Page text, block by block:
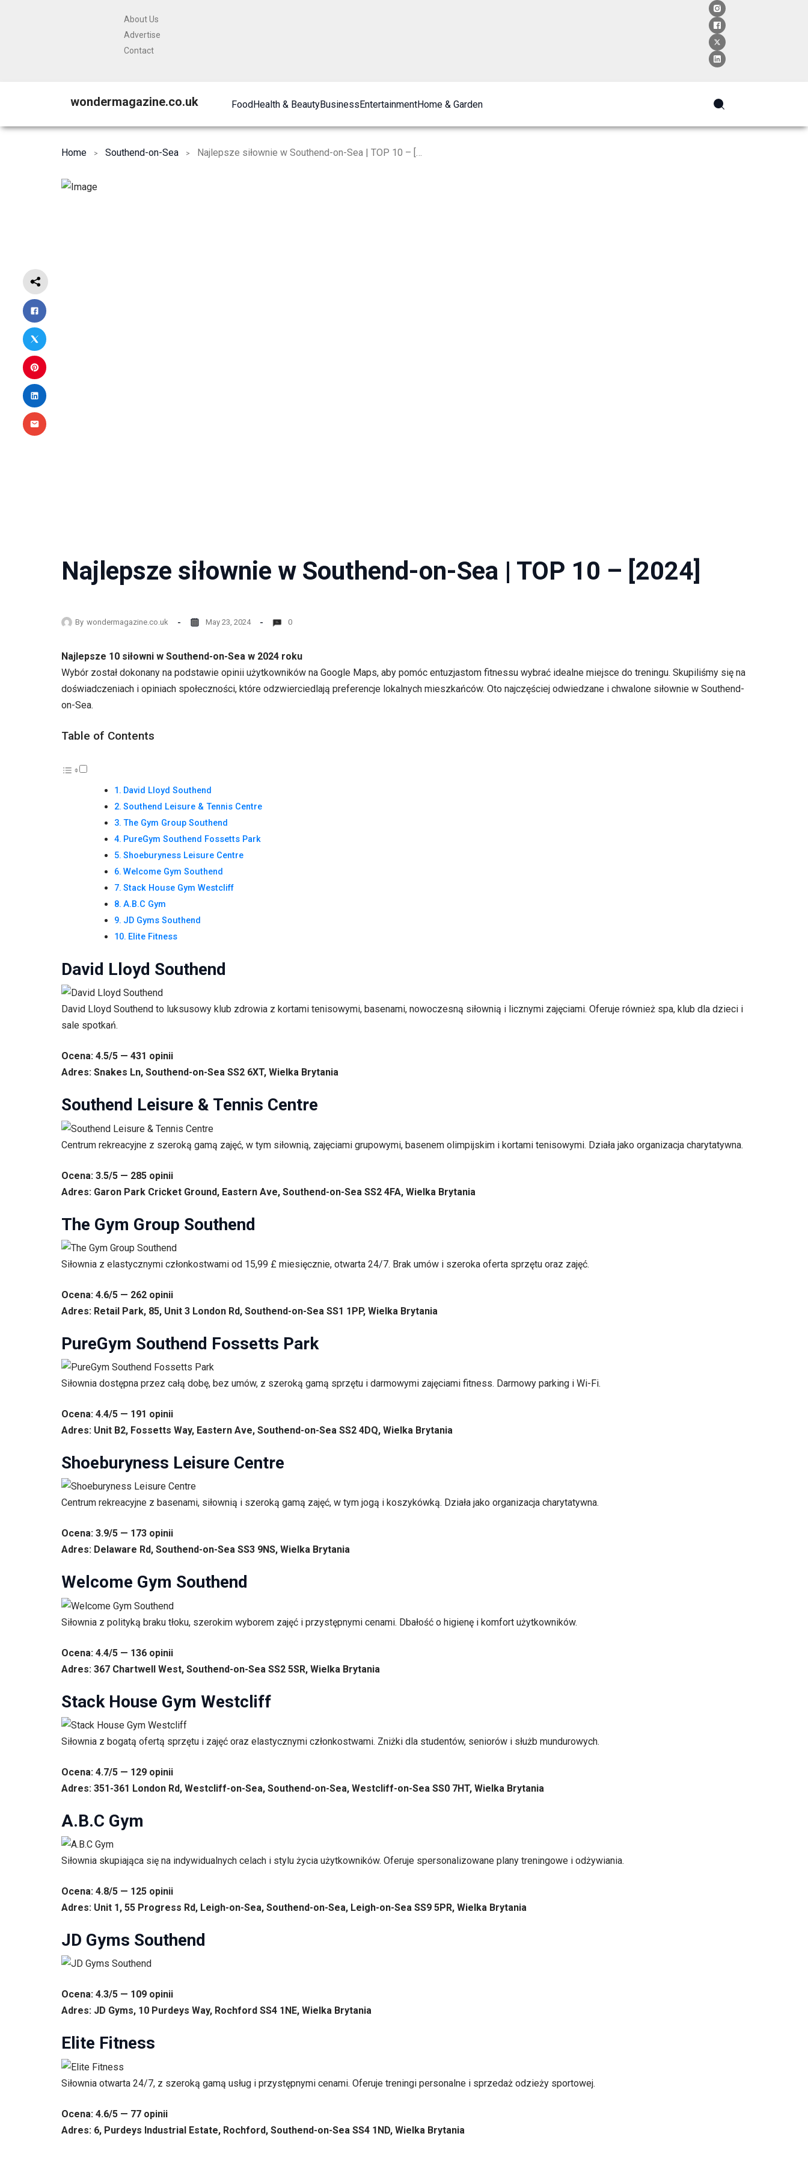
About Us
Advertise
Contact
wondermagazine.co.uk FoodHealth & BeautyBusinessEntertainmentHome & Garden
Home Southend-on-Sea Najlepsze siłownie w Southend-on-Sea | TOP 10 – [2024]
Najlepsze siłownie w Southend-on-Sea | TOP 10 – [2024]
By wondermagazine.co.uk May 23, 2024 0
Najlepsze 10 siłowni w Southend-on-Sea w 2024 roku
Wybór został dokonany na podstawie opinii użytkowników na Google Maps, aby pomóc entuzjastom fitnessu wybrać idealne miejsce do treningu. Skupiliśmy się na
doświadczeniach i opiniach społeczności, które odzwierciedlają preferencje lokalnych mieszkańców. Oto najczęściej odwiedzane i chwalone siłownie w Southend-
on-Sea.
Table of Contents
David Lloyd Southend
Southend Leisure & Tennis Centre
The Gym Group Southend
PureGym Southend Fossetts Park
Shoeburyness Leisure Centre
Welcome Gym Southend
Stack House Gym Westcliff
A.B.C Gym
JD Gyms Southend
Elite Fitness
David Lloyd Southend
David Lloyd Southend to luksusowy klub zdrowia z kortami tenisowymi, basenami, nowoczesną siłownią i licznymi zajęciami. Oferuje również spa, klub dla dzieci i
sale spotkań.
Ocena: 4.5/5 — 431 opinii
Adres: Snakes Ln, Southend-on-Sea SS2 6XT, Wielka Brytania
Southend Leisure & Tennis Centre
Centrum rekreacyjne z szeroką gamą zajęć, w tym siłownią, zajęciami grupowymi, basenem olimpijskim i kortami tenisowymi. Działa jako organizacja charytatywna.
Ocena: 3.5/5 — 285 opinii
Adres: Garon Park Cricket Ground, Eastern Ave, Southend-on-Sea SS2 4FA, Wielka Brytania
The Gym Group Southend
Siłownia z elastycznymi członkostwami od 15,99 £ miesięcznie, otwarta 24/7. Brak umów i szeroka oferta sprzętu oraz zajęć.
Ocena: 4.6/5 — 262 opinii
Adres: Retail Park, 85, Unit 3 London Rd, Southend-on-Sea SS1 1PP, Wielka Brytania
PureGym Southend Fossetts Park
Siłownia dostępna przez całą dobę, bez umów, z szeroką gamą sprzętu i darmowymi zajęciami fitness. Darmowy parking i Wi-Fi.
Ocena: 4.4/5 — 191 opinii
Adres: Unit B2, Fossetts Way, Eastern Ave, Southend-on-Sea SS2 4DQ, Wielka Brytania
Shoeburyness Leisure Centre
Centrum rekreacyjne z basenami, siłownią i szeroką gamą zajęć, w tym jogą i koszykówką. Działa jako organizacja charytatywna.
Ocena: 3.9/5 — 173 opinii
Adres: Delaware Rd, Southend-on-Sea SS3 9NS, Wielka Brytania
Welcome Gym Southend
Siłownia z polityką braku tłoku, szerokim wyborem zajęć i przystępnymi cenami. Dbałość o higienę i komfort użytkowników.
Ocena: 4.4/5 — 136 opinii
Adres: 367 Chartwell West, Southend-on-Sea SS2 5SR, Wielka Brytania
Stack House Gym Westcliff
Siłownia z bogatą ofertą sprzętu i zajęć oraz elastycznymi członkostwami. Zniżki dla studentów, seniorów i służb mundurowych.
Ocena: 4.7/5 — 129 opinii
Adres: 351-361 London Rd, Westcliff-on-Sea, Southend-on-Sea, Westcliff-on-Sea SS0 7HT, Wielka Brytania
A.B.C Gym
Siłownia skupiająca się na indywidualnych celach i stylu życia użytkowników. Oferuje spersonalizowane plany treningowe i odżywiania.
Ocena: 4.8/5 — 125 opinii
Adres: Unit 1, 55 Progress Rd, Leigh-on-Sea, Southend-on-Sea, Leigh-on-Sea SS9 5PR, Wielka Brytania
JD Gyms Southend
Ocena: 4.3/5 — 109 opinii
Adres: JD Gyms, 10 Purdeys Way, Rochford SS4 1NE, Wielka Brytania
Elite Fitness
Siłownia otwarta 24/7, z szeroką gamą usług i przystępnymi cenami. Oferuje treningi personalne i sprzedaż odzieży sportowej.
Ocena: 4.6/5 — 77 opinii
Adres: 6, Purdeys Industrial Estate, Rochford, Southend-on-Sea SS4 1ND, Wielka Brytania